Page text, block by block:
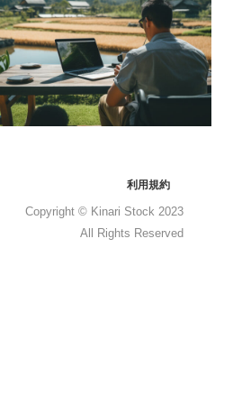
利用規約
Copyright © Kinari Stock 2023
All Rights Reserved